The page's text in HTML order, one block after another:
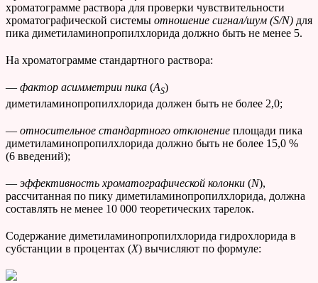
хроматограмме раствора для проверки чувствительности
хроматографической системы отношение сигнал/шум (S/N) для
пика диметиламинопропилхлорида должно быть не менее 5.
На хроматограмме стандартного раствора:
— фактор асимметрии пика (AS)
диметиламинопропилхлорида должен быть не более 2,0;
— относительное стандартного отклонение площади пика
диметиламинопропилхлорида должно быть не более 15,0 %
(6 введений);
— эффективность хроматографической колонки (N),
рассчитанная по пику диметиламинопропилхлорида, должна
составлять не менее 10 000 теоретических тарелок.
Содержание диметиламинопропилхлорида гидрохлорида в
субстанции в процентах (Х) вычисляют по формуле: